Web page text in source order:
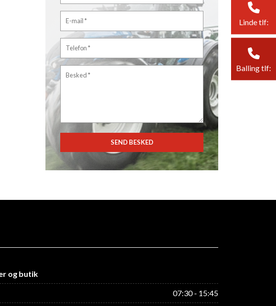
Linde tlf:
Balling tlf:
og butik
07:30 - 15:45